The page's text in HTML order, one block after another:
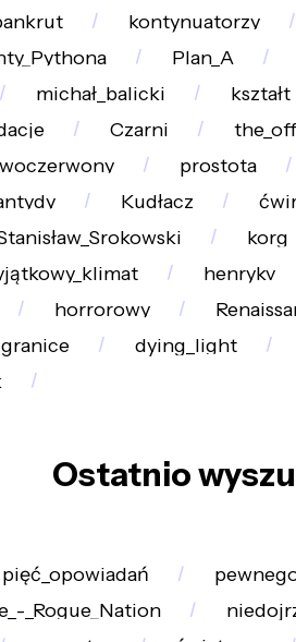
kontynuatorzy
Plan_A
michał_balicki kształt
Czarni
prostota
Kudłacz
korg
henrykv
horrorowy
granice dying_light
Ostatnio
pięć_opowiadań
_Rogue_Nation